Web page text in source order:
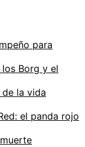
para
Borg y el
la vida
el panda rojo